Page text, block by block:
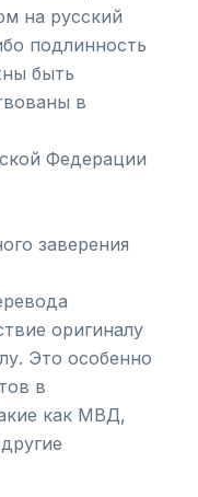
на русский
подлинность
быть
в
Федерации
заверения
оригиналу
Это особенно
в
как МВД,